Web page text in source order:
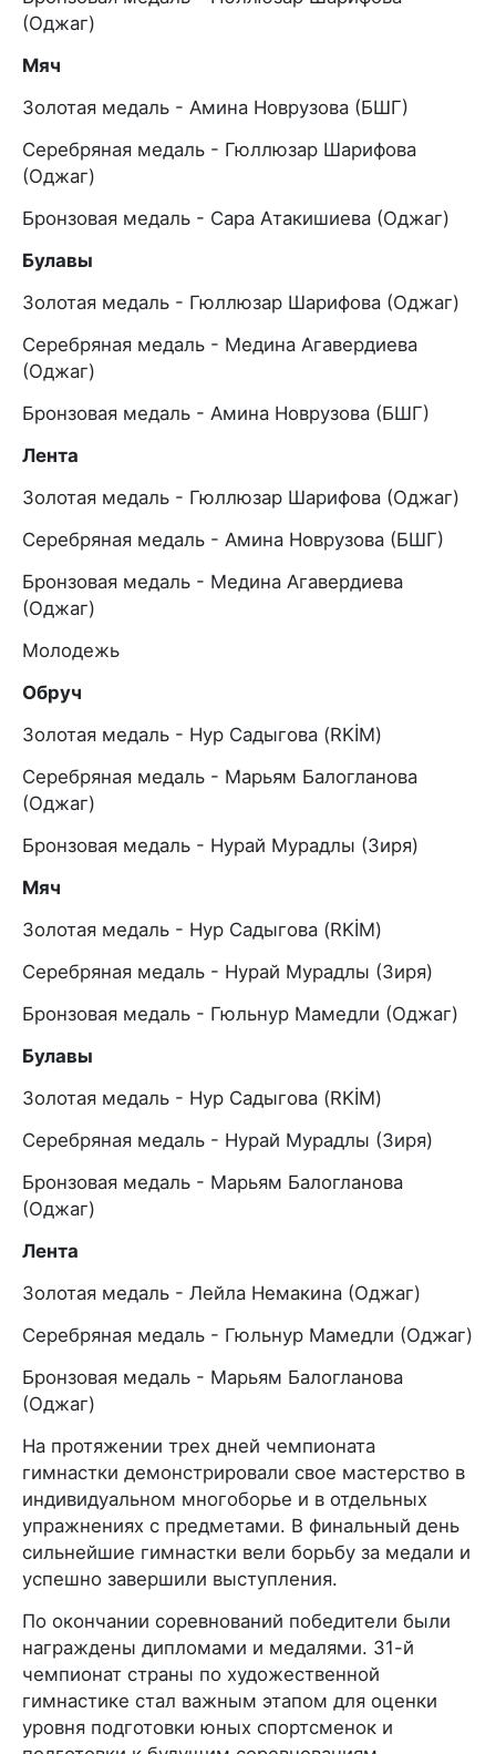
(Оджаг)
Мяч
Золотая медаль - Амина Новрузова (БШГ)
Серебряная медаль - Гюллюзар Шарифова
(Оджаг)
Бронзовая медаль - Сара Атакишиева (Оджаг)
Булавы
Золотая медаль - Гюллюзар Шарифова (Оджаг)
Серебряная медаль - Медина Агавердиева
(Оджаг)
Бронзовая медаль - Амина Новрузова (БШГ)
Лента
Золотая медаль - Гюллюзар Шарифова (Оджаг)
Серебряная медаль - Амина Новрузова (БШГ)
Бронзовая медаль - Медина Агавердиева
(Оджаг)
Молодежь
Обруч
Золотая медаль - Нур Садыгова (RKİM)
Серебряная медаль - Марьям Балогланова
(Оджаг)
Бронзовая медаль - Нурай Мурадлы (Зиря)
Мяч
Золотая медаль - Нур Садыгова (RKİM)
Серебряная медаль - Нурай Мурадлы (Зиря)
Бронзовая медаль - Гюльнур Мамедли (Оджаг)
Булавы
Золотая медаль - Нур Садыгова (RKİM)
Серебряная медаль - Нурай Мурадлы (Зиря)
Бронзовая медаль - Марьям Балогланова
(Оджаг)
Лента
Золотая медаль - Лейла Немакина (Оджаг)
Серебряная медаль - Гюльнур Мамедли (Оджаг)
Бронзовая медаль - Марьям Балогланова
(Оджаг)
На протяжении трех дней чемпионата
гимнастки демонстрировали свое мастерство в
индивидуальном многоборье и в отдельных
упражнениях с предметами. В финальный день
сильнейшие гимнастки вели борьбу за медали и
успешно завершили выступления.
По окончании соревнований победители были
награждены дипломами и медалями. 31-й
чемпионат страны по художественной
гимнастике стал важным этапом для оценки
уровня подготовки юных спортсменок и